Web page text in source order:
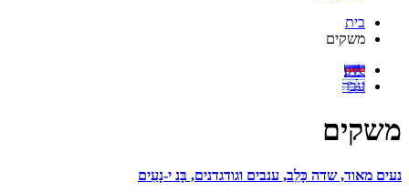
בית
משקים
рус
עבר
משקים
נעים מאוד, שדה כָּלֵב, ענבים וגודגדנים, בָּנ י-נָעִים